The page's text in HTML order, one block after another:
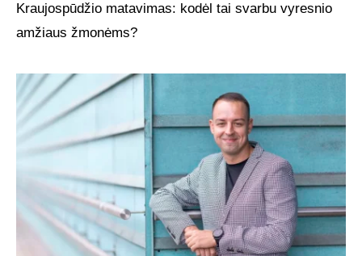
Kraujospūdžio matavimas: kodėl tai svarbu vyresnio
amžiaus žmonėms?